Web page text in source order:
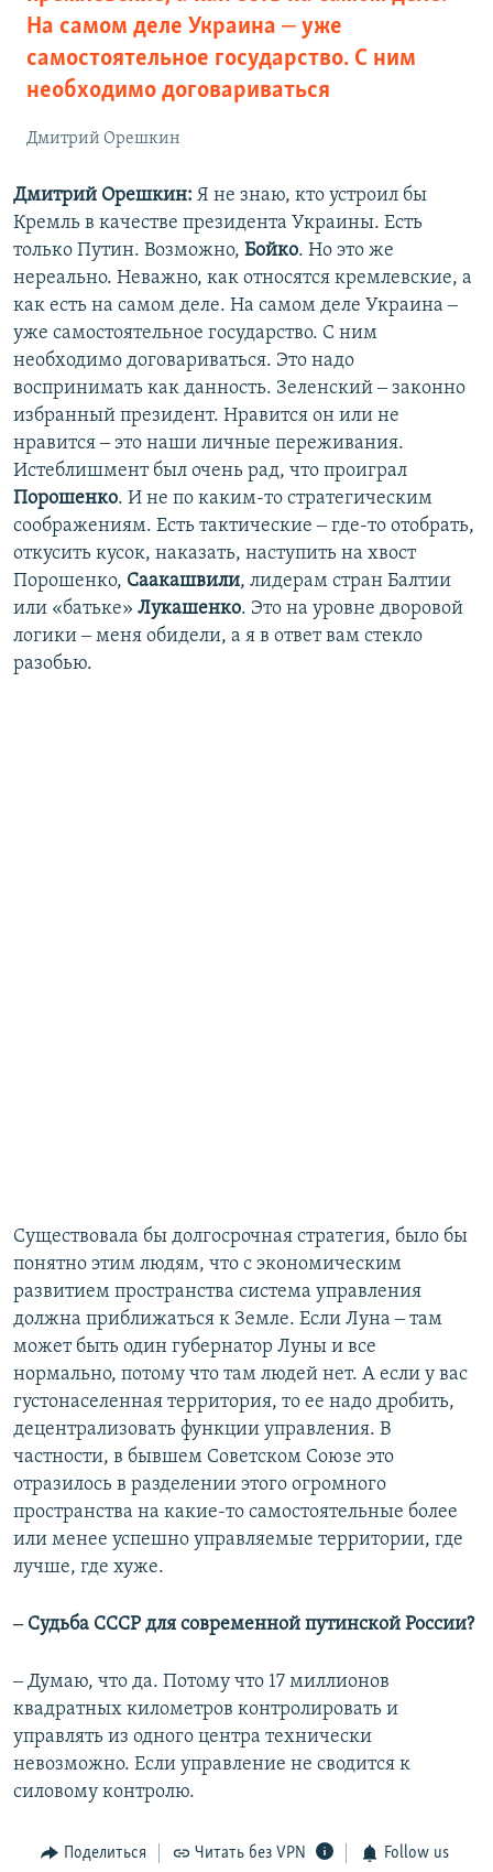
На самом деле Украина ‒ уже
самостоятельное государство. С ним
необходимо договариваться
Дмитрий Орешкин
Дмитрий Орешкин: Я не знаю, кто устроил бы
Кремль в качестве президента Украины. Есть
только Путин. Возможно, Бойко. Но это же
нереально. Неважно, как относятся кремлевские, а
как есть на самом деле. На самом деле Украина ‒
уже самостоятельное государство. С ним
необходимо договариваться. Это надо
воспринимать как данность. Зеленский ‒ законно
избранный президент. Нравится он или не
нравится ‒ это наши личные переживания.
Истеблишмент был очень рад, что проиграл
Порошенко. И не по каким-то стратегическим
соображениям. Есть тактические ‒ где-то отобрать,
откусить кусок, наказать, наступить на хвост
Порошенко, Саакашвили, лидерам стран Балтии
или «батьке» Лукашенко. Это на уровне дворовой
логики ‒ меня обидели, а я в ответ вам стекло
разобью.
Существовала бы долгосрочная стратегия, было бы
понятно этим людям, что с экономическим
развитием пространства система управления
должна приближаться к Земле. Если Луна ‒ там
может быть один губернатор Луны и все
нормально, потому что там людей нет. А если у вас
густонаселенная территория, то ее надо дробить,
децентрализовать функции управления. В
частности, в бывшем Советском Союзе это
отразилось в разделении этого огромного
пространства на какие-то самостоятельные более
или менее успешно управляемые территории, где
лучше, где хуже.
‒ Судьба СССР для современной путинской России?
‒ Думаю, что да. Потому что 17 миллионов
квадратных километров контролировать и
управлять из одного центра технически
невозможно. Если управление не сводится к
силовому контролю.
Поделиться Читать без VPN Follow us